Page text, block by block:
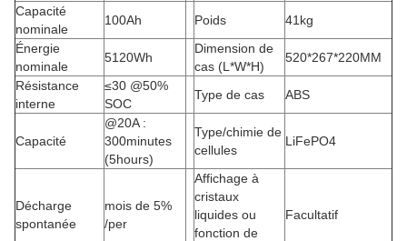
Capacité
nominale
100Ah Poids
41kg
Énergie
nominale
5120Wh
Dimension de
cas (L*W*H)
520*267*220MM
Résistance
interne
≤30 @50%
SOC
Type de cas ABS
Capacité
@20A :
300minutes
(5hours)
Type/chimie de
cellules
LiFePO4
Décharge
spontanée
mois de 5%
/per
Affichage à
cristaux
liquides ou
fonction de
Facultatif